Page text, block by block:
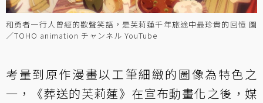
和勇者一行人曾經的歡聲笑語，是芙莉蓮千年旅途中最珍貴的回憶 圖
／TOHO animation チャンネル YouTube
考量到原作漫畫以工筆細緻的圖像為特色之
一，《葬送的芙莉蓮》在宣布動畫化之後，媒